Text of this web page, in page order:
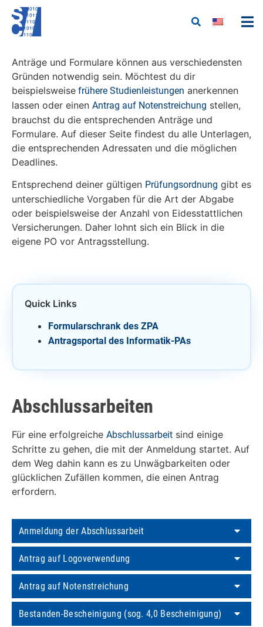
Anträge und Formulare können aus verschiedensten
Gründen notwendig sein. Möchtest du dir
beispielsweise frühere Studienleistungen anerkennen
lassen oder einen Antrag auf Notenstreichung stellen,
brauchst du die entsprechenden Anträge und
Formulare. Auf dieser Seite findest du alle Unterlagen,
die entsprechenden Adressaten und die möglichen
Deadlines.
Entsprechend deiner gültigen Prüfungsordnung gibt es
unterschiedliche Vorgaben für die Art der Abgabe
oder beispielsweise der Anzahl von Eidesstattlichen
Versicherungen. Daher lohnt sich ein Blick in die
eigene PO vor Antragsstellung.
Quick Links
Formularschrank des ZPA
Antragsportal des Informatik-PAs
Abschlussarbeiten
Für eine erfolgreiche Abschlussarbeit sind einige
Schritte zu gehen, die mit der Anmeldung startet. Auf
dem Weg dahin kann es zu Unwägbarkeiten oder
glücklichen Zufällen kommen, die einen Antrag
erfordern.
Anmeldung der Abschlussarbeit
Antrag auf Logoverwendung
Antrag auf Notenstreichung
Bestanden-Bescheinigung (sog. 4,0 Bescheinigung)